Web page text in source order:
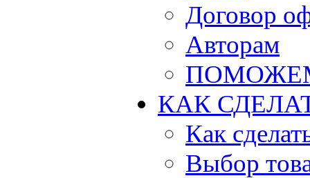
Договор
Авторам
КАК
Как
Выбор